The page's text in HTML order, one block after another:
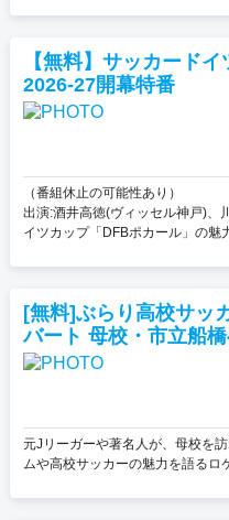
【無料】サッカード
2026-27開幕特番
（番組休止の可能性あり）
出演:酒井高徳(ヴィッセル神戸)
イツカップ「DFBポカール」の魅
[無料]ぶらり高校サッ
バート 母校・市立船橋
元Jリーガーや著名人が、母校を
ムや高校サッカーの魅力を語るロ